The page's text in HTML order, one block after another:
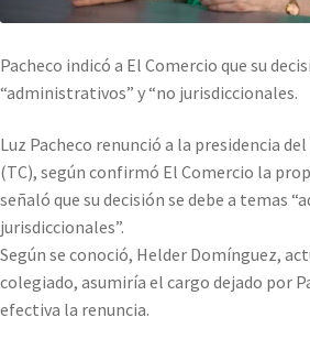
Pacheco indicó a El Comercio que su
“administrativos” y “no jurisdiccionales.
Luz Pacheco renunció a la presidencia
(TC), según confirmó El Comercio la
señaló que su decisión se debe a temas
jurisdiccionales”.
Según se conoció, Helder Domínguez,
colegiado, asumiría el cargo dejado por
efectiva la renuncia.